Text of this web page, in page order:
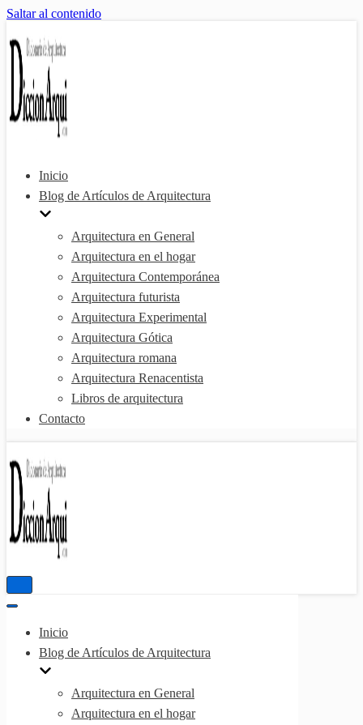
Saltar al contenido
Inicio
Blog de Artículos de Arquitectura
Arquitectura en General
Arquitectura en el hogar
Arquitectura Contemporánea
Arquitectura futurista
Arquitectura Experimental
Arquitectura Gótica
Arquitectura romana
Arquitectura Renacentista
Libros de arquitectura
Contacto
Menú
Menú
navegación
Inicio
Blog de Artículos de Arquitectura
Arquitectura en General
Arquitectura en el hogar